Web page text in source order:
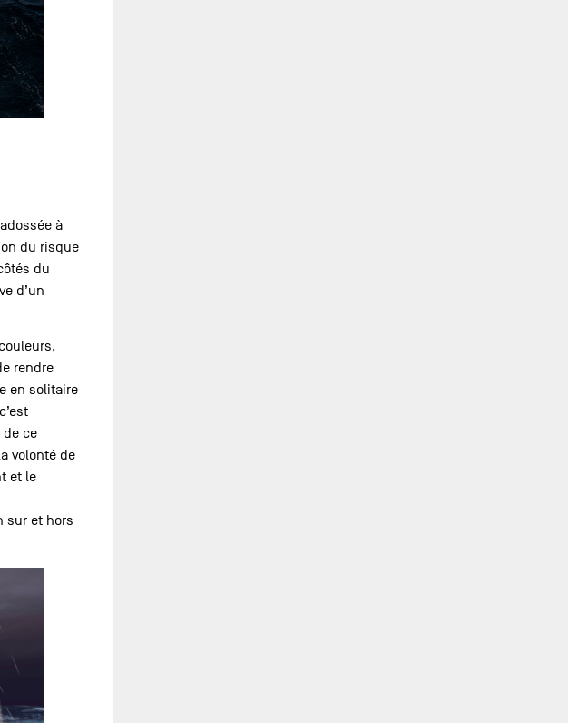
à
du risque
du
d’un
rendre
en solitaire
de ce
volonté de
et le
sur et hors